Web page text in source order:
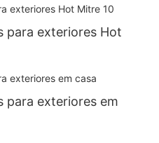
para exteriores Hot
para exteriores em